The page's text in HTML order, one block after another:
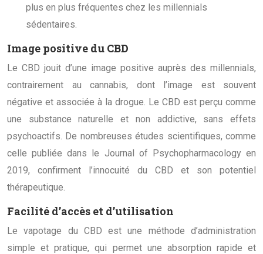
plus en plus fréquentes chez les millennials
sédentaires.
Image positive du CBD
Le CBD jouit d’une image positive auprès des millennials,
contrairement au cannabis, dont l’image est souvent
négative et associée à la drogue. Le CBD est perçu comme
une substance naturelle et non addictive, sans effets
psychoactifs. De nombreuses études scientifiques, comme
celle publiée dans le Journal of Psychopharmacology en
2019, confirment l’innocuité du CBD et son potentiel
thérapeutique.
Facilité d’accès et d’utilisation
Le vapotage du CBD est une méthode d’administration
simple et pratique, qui permet une absorption rapide et